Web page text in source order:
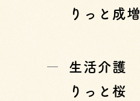
りっと成増
生活介護
りっと桜